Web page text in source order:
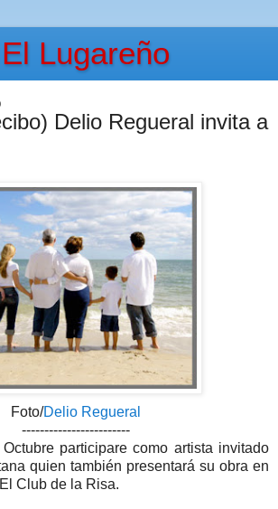
Lugareño
Delio Regueral invita a
Foto/Delio Regueral
------------------------
participare como artista invitado
quien también presentará su obra en
Club de la Risa.